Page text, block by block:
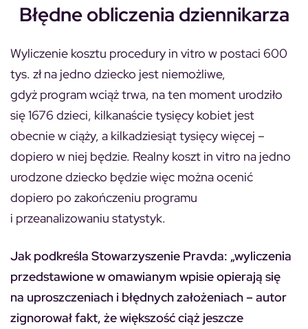
Błędne obliczenia dziennikarza
Wyliczenie kosztu procedury in vitro w postaci 600
tys. zł na jedno dziecko jest niemożliwe,
gdyż program wciąż trwa, na ten moment urodziło
się 1676 dzieci, kilkanaście tysięcy kobiet jest
obecnie w ciąży, a kilkadziesiąt tysięcy więcej –
dopiero w niej będzie. Realny koszt in vitro na jedno
urodzone dziecko będzie więc można ocenić
dopiero po zakończeniu programu
i przeanalizowaniu statystyk.
Jak podkreśla Stowarzyszenie Pravda: „wyliczenia
przedstawione w omawianym wpisie opierają się
na uproszczeniach i błędnych założeniach – autor
zignorował fakt, że większość ciąż jeszcze